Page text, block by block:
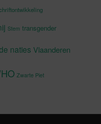
Stem transgender
naties Vlaanderen
Zwarte Piet